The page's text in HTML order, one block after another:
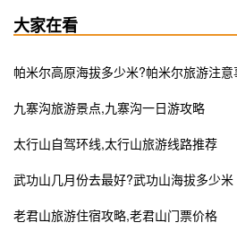
大家在看
帕米尔高原海拔多少米?帕米尔旅游注意
九寨沟旅游景点,九寨沟一日游攻略
​太行山自驾环线,太行山旅游线路推荐
​武功山几月份去最好?武功山海拔多少米
​老君山旅游住宿攻略,老君山门票价格